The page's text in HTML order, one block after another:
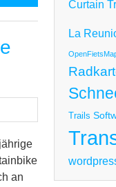
7-
Unterallgäu
zum
an
Curtain
La
Trails